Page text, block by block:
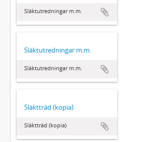
Släktutredningar m.m.
Släktutredningar m.m.
Släktutredningar m.m.
Släktträd (kopia)
Släktträd (kopia)